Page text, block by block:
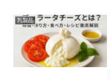
乳製品